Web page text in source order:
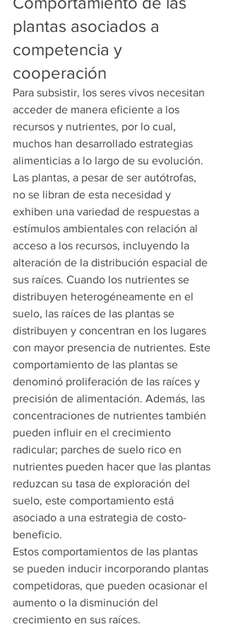
plantas asociados a
competencia y
cooperación
Para subsistir, los seres vivos necesitan
acceder de manera eficiente a los
recursos y nutrientes, por lo cual,
muchos han desarrollado estrategias
alimenticias a lo largo de su evolución.
Las plantas, a pesar de ser autótrofas,
no se libran de esta necesidad y
exhiben una variedad de respuestas a
estímulos ambientales con relación al
acceso a los recursos, incluyendo la
alteración de la distribución espacial de
sus raíces. Cuando los nutrientes se
distribuyen heterogéneamente en el
suelo, las raíces de las plantas se
distribuyen y concentran en los lugares
con mayor presencia de nutrientes. Este
comportamiento de las plantas se
denominó proliferación de las raíces y
precisión de alimentación. Además, las
concentraciones de nutrientes también
pueden influir en el crecimiento
radicular; parches de suelo rico en
nutrientes pueden hacer que las plantas
reduzcan su tasa de exploración del
suelo, este comportamiento está
asociado a una estrategia de costo-
beneficio.
Estos comportamientos de las plantas
se pueden inducir incorporando plantas
competidoras, que pueden ocasionar el
aumento o la disminución del
crecimiento en sus raíces.